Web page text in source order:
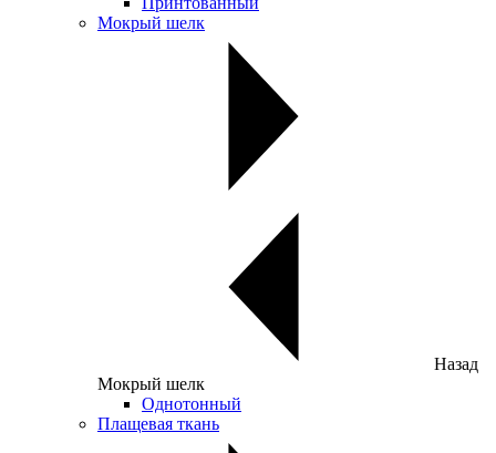
Мокрый шелк
Назад
Мокрый шелк
Однотонный
Плащевая ткань